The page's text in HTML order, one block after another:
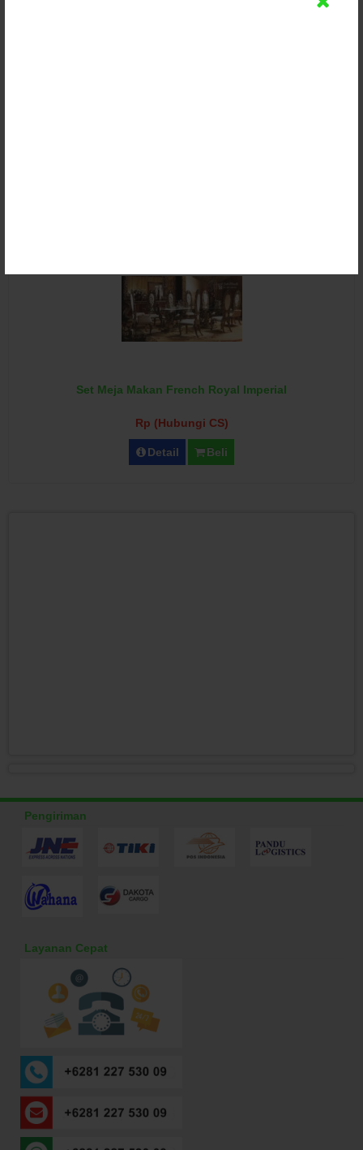
Set Meja Makan French Royal Imperial
Rp (Hubungi CS)
Detail Beli
Pengiriman
Layanan Cepat